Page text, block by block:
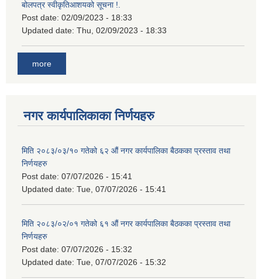
बोलपत्र स्वीकृतिआशयको सूचना !.
Post date: 02/09/2023 - 18:33
Updated date: Thu, 02/09/2023 - 18:33
more
नगर कार्यपालिकाका निर्णयहरु
मिति २०८३/०३/१० गतेको ६२ औं नगर कार्यपालिका बैठकका प्रस्ताव तथा
निर्णयहरु
Post date: 07/07/2026 - 15:41
Updated date: Tue, 07/07/2026 - 15:41
मिति २०८३/०२/०१ गतेको ६१ औं नगर कार्यपालिका बैठकका प्रस्ताव तथा
निर्णयहरु
Post date: 07/07/2026 - 15:32
Updated date: Tue, 07/07/2026 - 15:32